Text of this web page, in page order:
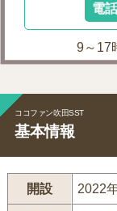
電
9～17
ココファン吹田SST
基本情報
開設 2022